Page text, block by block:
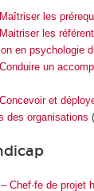
les
les
en psychologie
un
et
des organisations
Chef·fe de projet